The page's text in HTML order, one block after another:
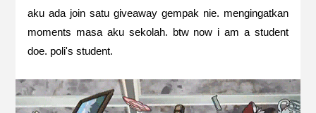
aku ada join satu giveaway gempak nie. mengingatkan
moments masa aku sekolah. btw now i am a student
doe. poli's student.